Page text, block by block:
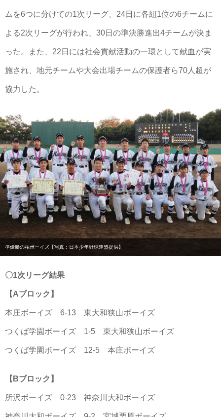
ムを6つに分けての1次リーグ、24日に各組1位の6チームに
よる2次リーグが行われ、30日の準決勝進出4チームが決ま
った。また、22日には社会貢献活動の一環として献血が実
施され、地元チームや大会出場チームの保護者ら70人超が
協力した。
準優勝の柏ボーイズ【写真：日本少年野球連盟提供】
〇1次リーグ結果
【Aブロック】
本庄ボーイズ 6-13 東大和狭山ボーイズ
つくば学園ボーイズ 1-5 東大和狭山ボーイズ
つくば学園ボーイズ 12-5 本庄ボーイズ
【Bブロック】
所沢ボーイズ 0-23 神奈川大和ボーイズ